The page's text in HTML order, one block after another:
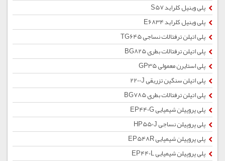
پلی وینیل کلراید S57
پلی وینیل کلراید E6834
پلی اتیلن ترفتالات نساجی TG645
پلی اتیلن ترفتالات بطری BG825
پلی استایرن معمولی GP35
پلی اتیلن سنگین تزریقی 2200J
پلی اتیلن ترفتالات بطری BG785
پلی پروپیلن شیمیایی EP440G
پلی پروپیلن نساجی HP550J
پلی پروپیلن شیمیایی EP548R
پلی پروپیلن شیمیایی EP440L